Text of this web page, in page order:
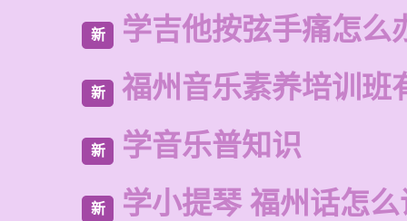
新 学吉他按弦手痛怎么
新 福州音乐素养培训班
新 学音乐普知识
新 学小提琴 福州话怎